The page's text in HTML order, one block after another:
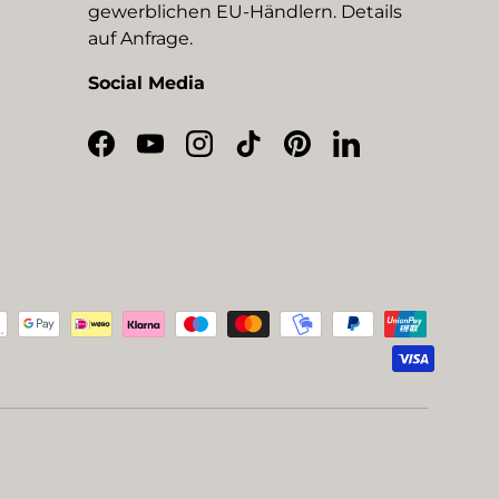
gewerblichen EU-Händlern. Details
auf Anfrage.
Social Media
Facebook
YouTubeInstagram
TikTokPinterestLinkedIn